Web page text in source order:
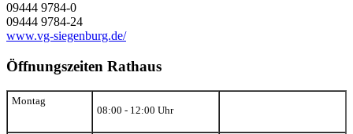
09444 9784-0
09444 9784-24
www.vg-siegenburg.de/
Öffnungszeiten Rathaus
Montag
08:00 - 12:00 Uhr